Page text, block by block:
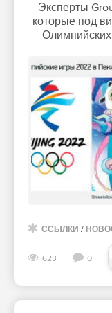
Эксперты
которые под
ССЫЛКИ /
623 0